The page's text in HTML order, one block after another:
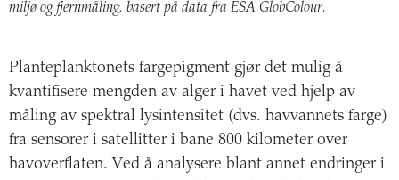
miljø og fjernmåling, basert på data fra ESA GlobColour.
Planteplanktonets fargepigment gjør det mulig å
kvantifisere mengden av alger i havet ved hjelp av
måling av spektral lysintensitet (dvs. havvannets farge)
fra sensorer i satellitter i bane 800 kilometer over
havoverflaten. Ved å analysere blant annet endringer i